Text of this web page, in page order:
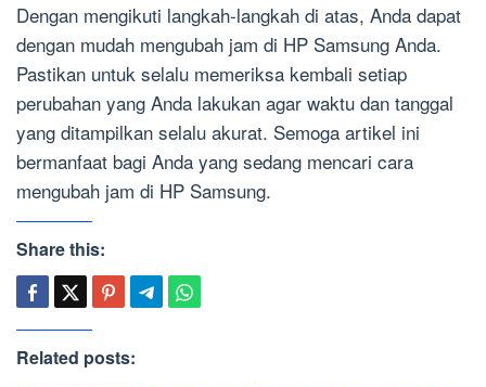
Dengan mengikuti langkah-langkah di atas, Anda dapat
dengan mudah mengubah jam di HP Samsung Anda.
Pastikan untuk selalu memeriksa kembali setiap
perubahan yang Anda lakukan agar waktu dan tanggal
yang ditampilkan selalu akurat. Semoga artikel ini
bermanfaat bagi Anda yang sedang mencari cara
mengubah jam di HP Samsung.
Share this:
Related posts: